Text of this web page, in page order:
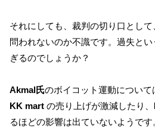
それにしても、裁判の切り口とし
問われないのか不識です。過失と
ぎるのでしょうか？
Akmal氏のボイコット運動につい
KK mart の売り上げが激減したり、
るほどの影響は出ていないようです